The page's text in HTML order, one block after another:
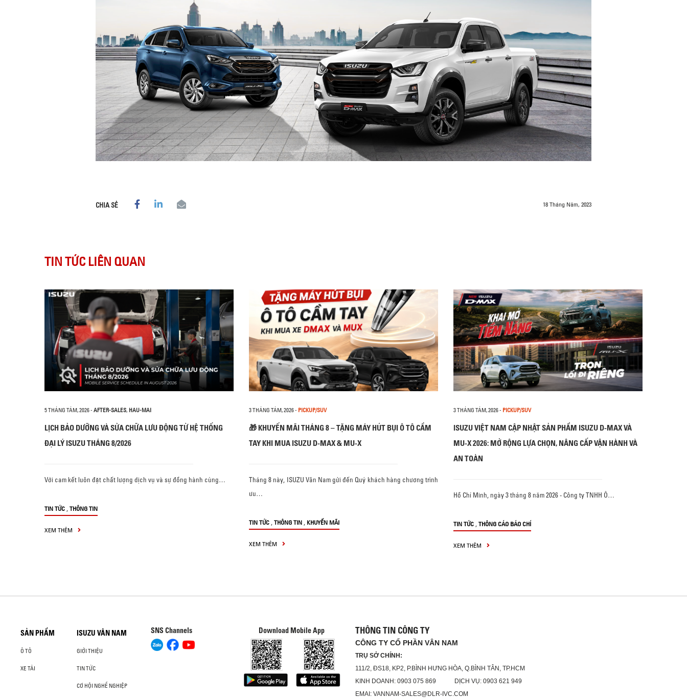
CHIA SẺ 18 Tháng Năm, 2023
TIN TỨC LIÊN QUAN
5 THÁNG TÁM, 2026- AFTER-SALES, HAU-MAI
LỊCH BẢO DƯỠNG VÀ SỬA CHỮA LƯU ĐỘNG TỪ HỆ THỐNG
ĐẠI LÝ ISUZU THÁNG 8/2026
Với cam kết luôn đặt chất lượng dịch vụ và sự đồng hành cùng…
TIN TỨC , THÔNG TIN
XEM THÊM
3 THÁNG TÁM, 2026- PICKUP/SUV
🎁 KHUYẾN MÃI THÁNG 8 – TẶNG MÁY HÚT BỤI Ô TÔ CẦM
TAY KHI MUA ISUZU D-MAX & MU-X
Tháng 8 này, ISUZU Vân Nam gửi đến Quý khách hàng chương trình
ưu…
TIN TỨC , THÔNG TIN , KHUYẾN MÃI
XEM THÊM
3 THÁNG TÁM, 2026- PICKUP/SUV
ISUZU VIỆT NAM CẬP NHẬT SẢN PHẨM ISUZU D-MAX VÀ
MU-X 2026: MỞ RỘNG LỰA CHỌN, NÂNG CẤP VẬN HÀNH VÀ
AN TOÀN
Hồ Chí Minh, ngày 3 tháng 8 năm 2026 - Công ty TNHH Ô…
TIN TỨC , THÔNG CÁO BÁO CHÍ
XEM THÊM
SẢN PHẨM
Ô TÔ
XE TẢI
ISUZU VÂN NAM
GIỚI THIỆU
TIN TỨC
CƠ HỘI NGHỀ NGHIỆP
SNS Channels Download Mobile App THÔNG TIN CÔNG TY
CÔNG TY CỔ PHẦN VÂN NAM
TRỤ SỞ CHÍNH:
111/2, ĐS18, KP2, P.BÌNH HƯNG HÒA, Q.BÌNH TÂN, TP.HCM
KINH DOANH: 0903 075 869 DỊCH VỤ: 0903 621 949
EMAI: VANNAM-SALES@DLR-IVC.COM